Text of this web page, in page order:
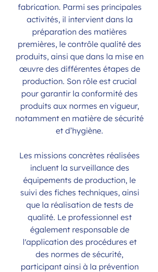
fabrication. Parmi ses principales
activités, il intervient dans la
préparation des matières
premières, le contrôle qualité des
produits, ainsi que dans la mise en
œuvre des différentes étapes de
production. Son rôle est crucial
pour garantir la conformité des
produits aux normes en vigueur,
notamment en matière de sécurité
et d’hygiène.
Les missions concrètes réalisées
incluent la surveillance des
équipements de production, le
suivi des fiches techniques, ainsi
que la réalisation de tests de
qualité. Le professionnel est
également responsable de
l'application des procédures et
des normes de sécurité,
participant ainsi à la prévention